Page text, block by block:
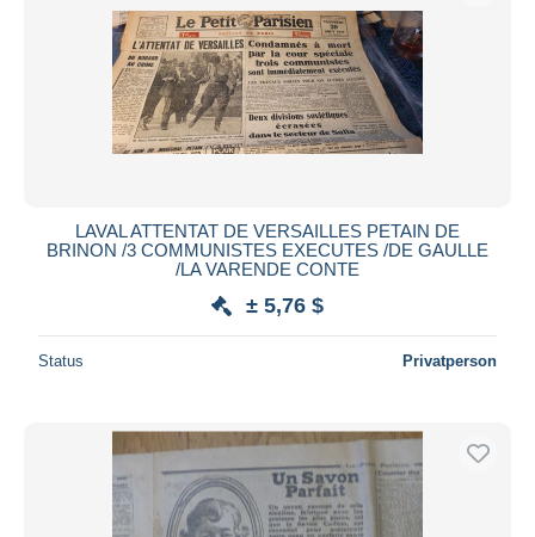
LAVAL ATTENTAT DE VERSAILLES PETAIN DE
BRINON /3 COMMUNISTES EXECUTES /DE GAULLE
/LA VARENDE CONTE
± 5,76 $
Status Privatperson